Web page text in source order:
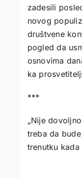
zadesili
novog
društvene
pogled da
osnovima
ka
***
„Nije
treba da
trenutku